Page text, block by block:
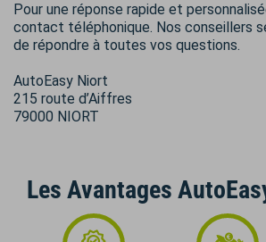
Pour une réponse rapide et
contact téléphonique. Nos conseillers
de répondre à toutes vos questions.
AutoEasy Niort
215 route d’Aiffres
79000 NIORT
Les Avantages